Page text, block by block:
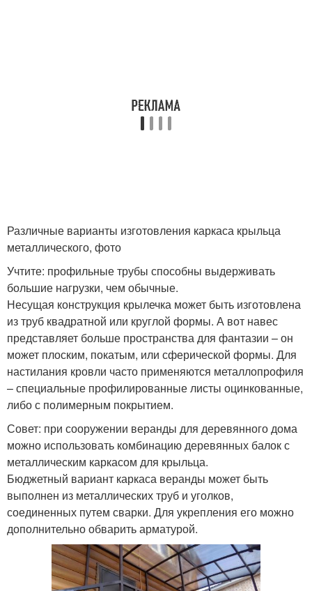
Различные варианты изготовления каркаса крыльца
металлического, фото
Учтите: профильные трубы способны выдерживать
большие нагрузки, чем обычные.
Несущая конструкция крылечка может быть изготовлена
из труб квадратной или круглой формы. А вот навес
представляет больше пространства для фантазии – он
может плоским, покатым, или сферической формы. Для
настилания кровли часто применяются металлопрофиля
– специальные профилированные листы оцинкованные,
либо с полимерным покрытием.
Совет: при сооружении веранды для деревянного дома
можно использовать комбинацию деревянных балок с
металлическим каркасом для крыльца.
Бюджетный вариант каркаса веранды может быть
выполнен из металлических труб и уголков,
соединенных путем сварки. Для укрепления его можно
дополнительно обварить арматурой.